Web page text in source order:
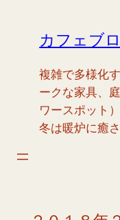
カフェブ
複雑で多様化
ークな家具、
ワースポット
冬は暖炉に癒